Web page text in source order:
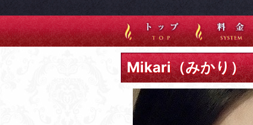
Mikari（みかり）